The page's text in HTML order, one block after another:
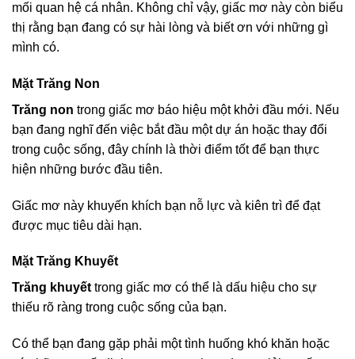
mối quan hệ cá nhân. Không chỉ vậy, giấc mơ này còn biểu
thị rằng bạn đang có sự hài lòng và biết ơn với những gì
mình có.
Mặt Trăng Non
Trăng non trong giấc mơ báo hiệu một khởi đầu mới. Nếu
bạn đang nghĩ đến việc bắt đầu một dự án hoặc thay đổi
trong cuộc sống, đây chính là thời điểm tốt để bạn thực
hiện những bước đầu tiên.
Giấc mơ này khuyến khích bạn nỗ lực và kiên trì để đạt
được mục tiêu dài hạn.
Mặt Trăng Khuyết
Trăng khuyết trong giấc mơ có thể là dấu hiệu cho sự
thiếu rõ ràng trong cuộc sống của bạn.
Có thể bạn đang gặp phải một tình huống khó khăn hoặc